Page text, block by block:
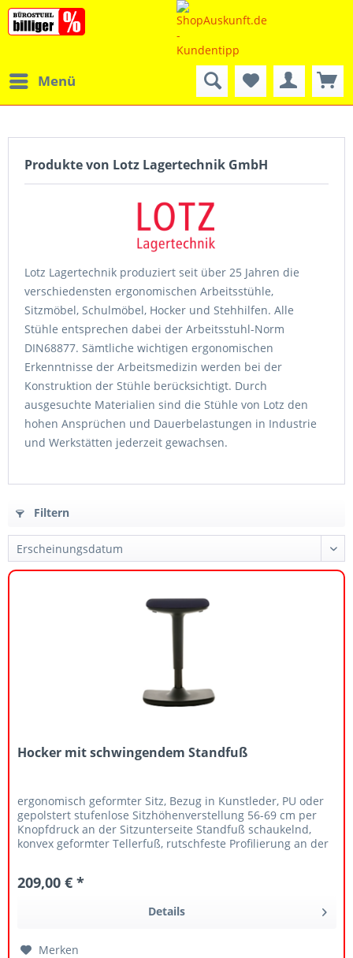
Menü
Produkte von Lotz Lagertechnik GmbH
Lotz Lagertechnik produziert seit über 25 Jahren die
verschiedensten ergonomischen Arbeitsstühle,
Sitzmöbel, Schulmöbel, Hocker und Stehhilfen. Alle
Stühle entsprechen dabei der Arbeitsstuhl-Norm
DIN68877. Sämtliche wichtigen ergonomischen
Erkenntnisse der Arbeitsmedizin werden bei der
Konstruktion der Stühle berücksichtigt. Durch
ausgesuchte Materialien sind die Stühle von Lotz den
hohen Ansprüchen und Dauerbelastungen in Industrie
und Werkstätten jederzeit gewachsen.
Filtern
Hocker mit schwingendem Standfuß
ergonomisch geformter Sitz, Bezug in Kunstleder, PU oder
gepolstert stufenlose Sitzhöhenverstellung 56-69 cm per
Knopfdruck an der Sitzunterseite Standfuß schaukelnd,
konvex geformter Tellerfuß, rutschfeste Profilierung an der
209,00 € *
Details
Merken